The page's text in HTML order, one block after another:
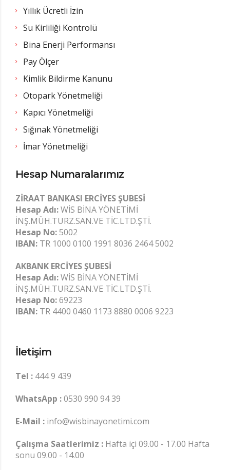
Yıllık Ücretli İzin
Su Kirliliği Kontrolü
Bina Enerji Performansı
Pay Ölçer
Kimlik Bildirme Kanunu
Otopark Yönetmeliği
Kapıcı Yönetmeliği
Sığınak Yönetmeliği
İmar Yönetmeliği
Hesap Numaralarımız
ZİRAAT BANKASI ERCİYES ŞUBESİ
Hesap Adı:WİS BİNA YÖNETİMİ
İNŞ.MÜH.TURZ.SAN.VE TİC.LTD.ŞTİ.
Hesap No:5002
IBAN: TR 1000 0100 1991 8036 2464 5002
AKBANK ERCİYES ŞUBESİ
Hesap Adı:WİS BİNA YÖNETİMİ
İNŞ.MÜH.TURZ.SAN.VE TİC.LTD.ŞTİ.
Hesap No:69223
IBAN: TR 4400 0460 1173 8880 0006 9223
İletişim
Tel : 444 9 439
WhatsApp :0530 990 94 39
E-Mail : info@wisbinayonetimi.com
Çalışma Saatlerimiz : Hafta içi 09.00 - 17.00 Hafta
sonu 09.00 - 14.00